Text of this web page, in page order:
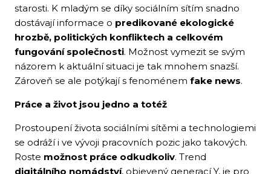
starosti. K mladým se díky sociálním sítím snadno
dostávají informace o predikované ekologické
hrozbě, politických konfliktech a celkovém
fungování společnosti. Možnost vymezit se svým
názorem k aktuální situaci je tak mnohem snazší.
Zároveň se ale potýkají s fenoménem fake news.
Práce a život jsou jedno a totéž
Prostoupení života sociálními sítěmi a technologiemi
se odráží i ve vývoji pracovních pozic jako takových.
Roste možnost práce odkudkoliv. Trend
digitálního nomádství, objevený generací Y, je pro